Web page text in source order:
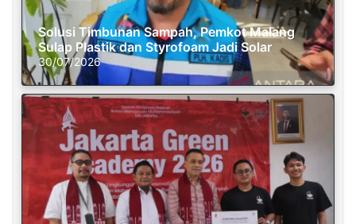
Solusi Timbunan Sampah, Pemkot Malang
Sulap Plastik dan Styrofoam Jadi Solar
30/07/2026